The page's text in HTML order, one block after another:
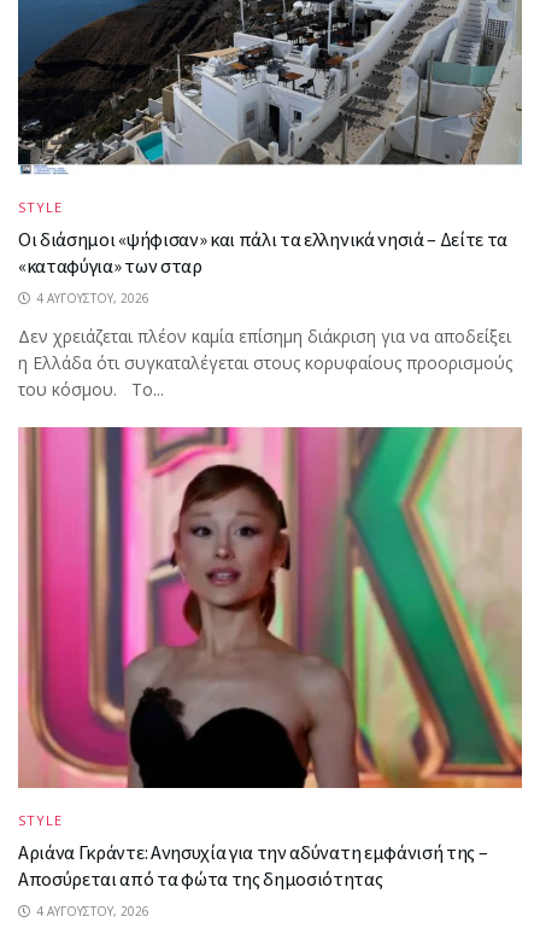
STYLE
Οι διάσημοι «ψήφισαν» και πάλι τα ελληνικά νησιά – Δείτε τα
«καταφύγια» των σταρ
4 ΑΥΓΟΎΣΤΟΥ, 2026
Δεν χρειάζεται πλέον καμία επίσημη διάκριση για να αποδείξει
η Ελλάδα ότι συγκαταλέγεται στους κορυφαίους προορισμούς
του κόσμου. Το...
STYLE
Αριάνα Γκράντε: Ανησυχία για την αδύνατη εμφάνισή της –
Αποσύρεται από τα φώτα της δημοσιότητας
4 ΑΥΓΟΎΣΤΟΥ, 2026